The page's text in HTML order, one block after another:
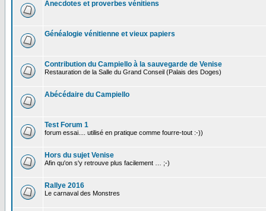
Anecdotes et proverbes vénitiens
Généalogie vénitienne et vieux papiers
Contribution du Campiello à la sauvegarde de Venise
Restauration de la Salle du Grand Conseil (Palais des Doges)
Abécédaire du Campiello
Test Forum 1
forum essai.... utilisé en pratique comme fourre-tout :-))
Hors du sujet Venise
Afin qu'on s'y retrouve plus facilement … ;-)
Rallye 2016
Le carnaval des Monstres